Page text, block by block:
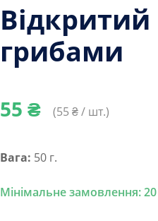
Відкритий
грибами
55 ₴ (55₴ / шт.)
Вага: 50 г.
Мінімальне замовлення: